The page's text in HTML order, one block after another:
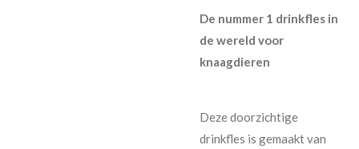
De nummer 1 drinkfles in
de wereld voor
knaagdieren
Deze doorzichtige
drinkfles is gemaakt van